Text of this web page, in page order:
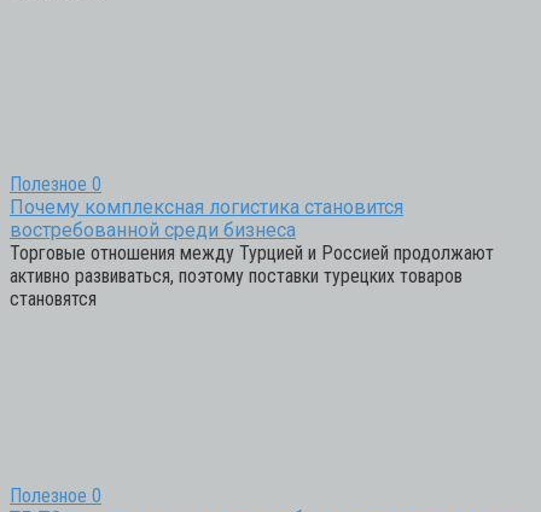
Полезное 0
Почему комплексная логистика становится
востребованной среди бизнеса
Торговые отношения между Турцией и Россией продолжают
активно развиваться, поэтому поставки турецких товаров
становятся
Полезное 0